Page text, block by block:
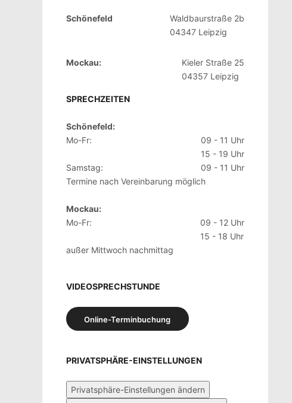
Schönefeld
Waldbaurstraße 2b
04347 Leipzig
Mockau:
Kieler Straße 25
04357 Leipzig
SPRECHZEITEN
Schönefeld:
Mo-Fr:
09 - 11 Uhr
15 - 19 Uhr
Samstag:
09 - 11 Uhr
Termine nach Vereinbarung möglich
Mockau:
Mo-Fr:
09 - 12 Uhr
15 - 18 Uhr
außer Mittwoch nachmittag
VIDEOSPRECHSTUNDE
Online-Terminbuchung
PRIVATSPHÄRE-EINSTELLUNGEN
Privatsphäre-Einstellungen ändern